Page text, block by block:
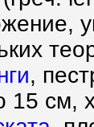
,
15 см,